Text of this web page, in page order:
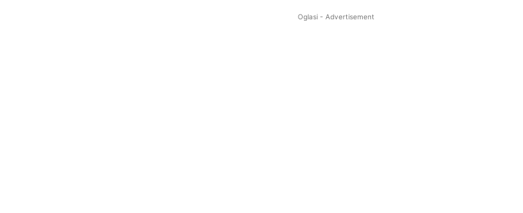
Oglasi - Advertisement